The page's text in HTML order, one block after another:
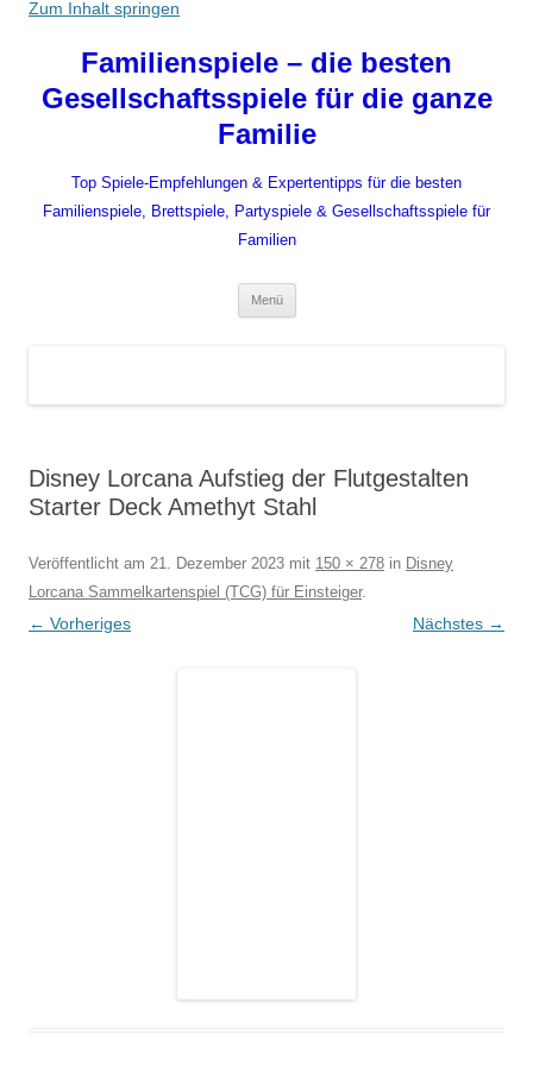
Zum Inhalt springen
Familienspiele – die besten
Gesellschaftsspiele für die ganze
Familie
Top Spiele-Empfehlungen & Expertentipps für die besten
Familienspiele, Brettspiele, Partyspiele & Gesellschaftsspiele für
Familien
Menü
Disney Lorcana Aufstieg der Flutgestalten
Starter Deck Amethyt Stahl
Veröffentlicht am 21. Dezember 2023 mit 150 × 278 in Disney
Lorcana Sammelkartenspiel (TCG) für Einsteiger.
← Vorheriges Nächstes →